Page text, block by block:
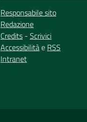
Responsabile sito
Redazione
Credits - Scrivici
Accessibilitàe RSS
Intranet